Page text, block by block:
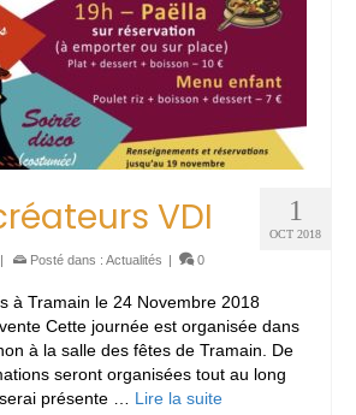
1
OCT 2018
VDI
| Posté dans : Actualités | 0
à Tramain le 24 Novembre 2018
Cette journée est organisée dans
à la salle des fêtes de Tramain. De
seront organisées tout au long
présente … Lire la suite